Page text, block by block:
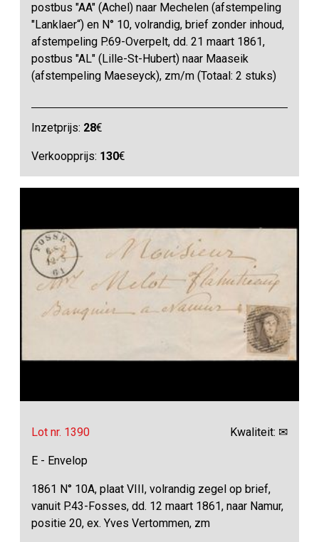
postbus "AA" (Achel) naar Mechelen (afstempeling
"Lanklaer“) en N° 10, volrandig, brief zonder inhoud,
afstempeling P.69-Overpelt, dd. 21 maart 1861,
postbus "AL" (Lille-St-Hubert) naar Maaseik
(afstempeling Maeseyck), zm/m (Totaal: 2 stuks)
Inzetprijs: 28€
Verkoopprijs: 130€
Lot nr. 1390 Kwaliteit: ✉
E - Envelop
1861 N° 10A, plaat VIII, volrandig zegel op brief,
vanuit P.43-Fosses, dd. 12 maart 1861, naar Namur,
positie 20, ex. Yves Vertommen, zm